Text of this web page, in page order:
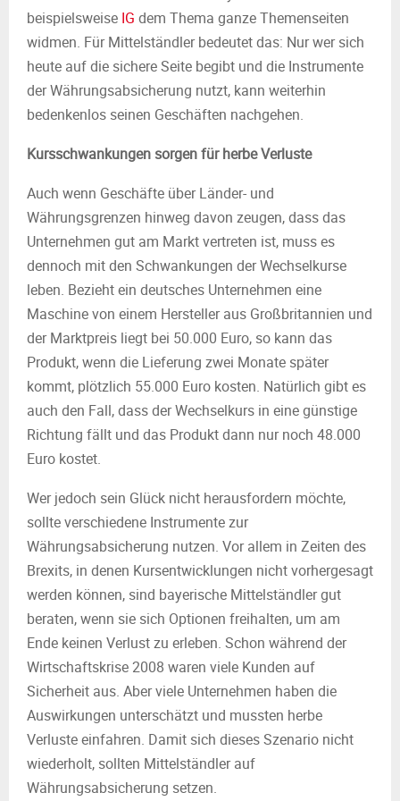
beispielsweise IG dem Thema ganze Themenseiten
widmen. Für Mittelständler bedeutet das: Nur wer sich
heute auf die sichere Seite begibt und die Instrumente
der Währungsabsicherung nutzt, kann weiterhin
bedenkenlos seinen Geschäften nachgehen.
Kursschwankungen sorgen für herbe Verluste
Auch wenn Geschäfte über Länder- und
Währungsgrenzen hinweg davon zeugen, dass das
Unternehmen gut am Markt vertreten ist, muss es
dennoch mit den Schwankungen der Wechselkurse
leben. Bezieht ein deutsches Unternehmen eine
Maschine von einem Hersteller aus Großbritannien und
der Marktpreis liegt bei 50.000 Euro, so kann das
Produkt, wenn die Lieferung zwei Monate später
kommt, plötzlich 55.000 Euro kosten. Natürlich gibt es
auch den Fall, dass der Wechselkurs in eine günstige
Richtung fällt und das Produkt dann nur noch 48.000
Euro kostet.
Wer jedoch sein Glück nicht herausfordern möchte,
sollte verschiedene Instrumente zur
Währungsabsicherung nutzen. Vor allem in Zeiten des
Brexits, in denen Kursentwicklungen nicht vorhergesagt
werden können, sind bayerische Mittelständler gut
beraten, wenn sie sich Optionen freihalten, um am
Ende keinen Verlust zu erleben. Schon während der
Wirtschaftskrise 2008 waren viele Kunden auf
Sicherheit aus. Aber viele Unternehmen haben die
Auswirkungen unterschätzt und mussten herbe
Verluste einfahren. Damit sich dieses Szenario nicht
wiederholt, sollten Mittelständler auf
Währungsabsicherung setzen.